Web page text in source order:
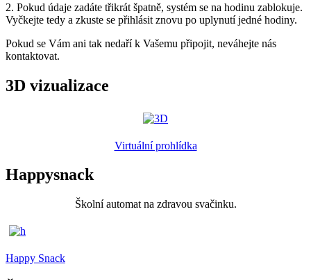
2. Pokud údaje zadáte třikrát špatně, systém se na hodinu zablokuje.
Vyčkejte tedy a zkuste se přihlásit znovu po uplynutí jedné hodiny.
Pokud se Vám ani tak nedaří k Vašemu připojit, neváhejte nás
kontaktovat.
3D vizualizace
Virtuální prohlídka
Happysnack
Školní automat na zdravou svačinku.
Happy Snack